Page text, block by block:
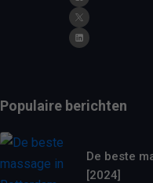
Populaire berichten
De beste
[2024]